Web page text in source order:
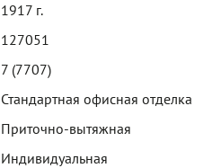
1917 г.
127051
7 (7707)
Стандартная офисная отделка
Приточно-вытяжная
Индивидуальная